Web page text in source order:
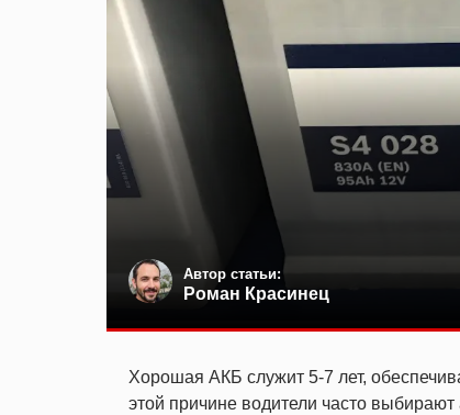
Автор статьи:
Роман Красинец
Хорошая АКБ служит 5-7 лет,
этой причине водители часто